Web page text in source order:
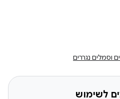
וסמלים נגררים